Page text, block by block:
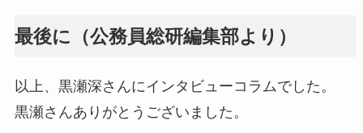
最後に（公務員総研編集部より）
以上、黒瀬深さんにインタビューコラムでした。
黒瀬さんありがとうございました。